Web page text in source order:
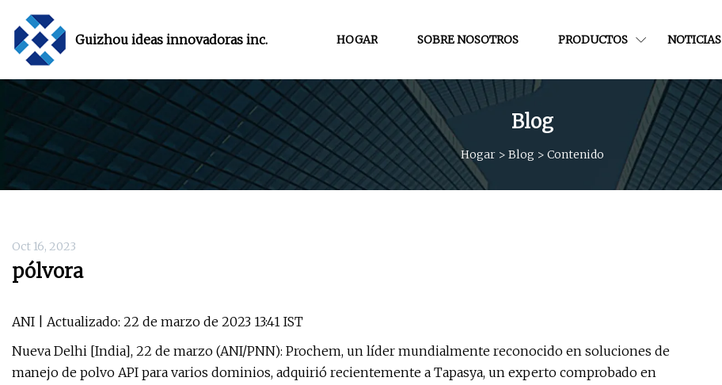
Guizhou ideas innovadoras inc. HOGAR SOBRE NOSOTROS PRODUCTOS NOTICIAS
Blog
Hogar> Blog > Contenido
Oct 16, 2023
pólvora
ANI | Actualizado: 22 de marzo de 2023 13:41 IST
Nueva Delhi [India], 22 de marzo (ANI/PNN): Prochem, un líder mundialmente reconocido en soluciones de
manejo de polvo API para varios dominios, adquirió recientemente a Tapasya, un experto comprobado en